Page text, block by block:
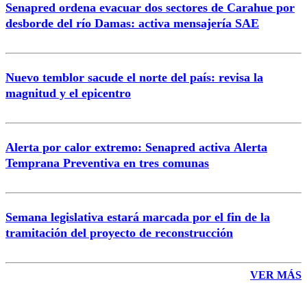
Senapred ordena evacuar dos sectores de Carahue por
desborde del río Damas: activa mensajería SAE
Nuevo temblor sacude el norte del país: revisa la
magnitud y el epicentro
Alerta por calor extremo: Senapred activa Alerta
Temprana Preventiva en tres comunas
Semana legislativa estará marcada por el fin de la
tramitación del proyecto de reconstrucción
VER MÁS